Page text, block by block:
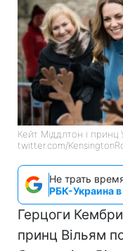
Кейт Міддлтон і принц
twitter.com/
Не трать
РБК-Украина
Герцоги
принц Вільям